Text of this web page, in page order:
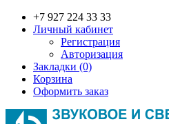
+7 927 224 33 33
Личный кабинет
Регистрация
Авторизация
Закладки (0)
Корзина
Оформить заказ